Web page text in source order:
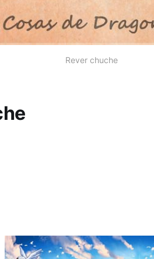
Rever chuche